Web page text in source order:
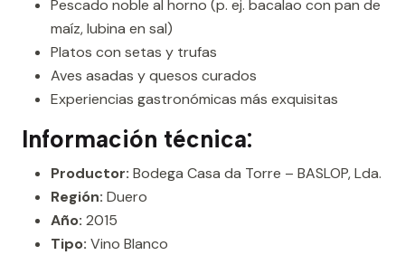
Pescado noble al horno (p. ej. bacalao con pan de
maíz, lubina en sal)
Platos con setas y trufas
Aves asadas y quesos curados
Experiencias gastronómicas más exquisitas
Información técnica:
Productor: Bodega Casa da Torre – BASLOP, Lda.
Región: Duero
Año: 2015
Tipo: Vino Blanco